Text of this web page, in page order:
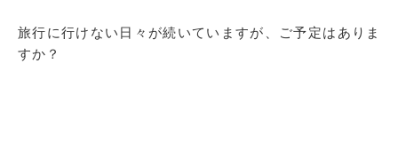
旅行に行けない日々が続いていますが、ご予定はありま
すか？